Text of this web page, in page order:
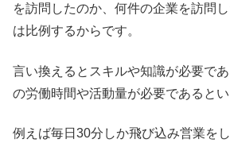
を訪問したのか、何件の企業を訪問
は比例するからです。
言い換えるとスキルや知識が必要で
の労働時間や活動量が必要であるとい
例えば毎日30分しか飛び込み営業を